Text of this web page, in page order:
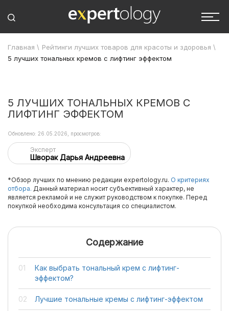
Главная \ Рейтинги лучших товаров для красоты и здоровья \
5 лучших тональных кремов с лифтинг эффектом
5 ЛУЧШИХ ТОНАЛЬНЫХ КРЕМОВ С
ЛИФТИНГ ЭФФЕКТОМ
Эксперт
Шворак Дарья Андреевна
Обновлено: 26.05.2026, просмотров:
*Обзор лучших по мнению редакции expertology.ru. О критериях
отбора. Данный материал носит субъективный характер, не
является рекламой и не служит руководством к покупке. Перед
покупкой необходима консультация со специалистом.
Содержание
Как выбрать тональный крем с лифтинг-
эффектом?
Лучшие тональные кремы с лифтинг-эффектом